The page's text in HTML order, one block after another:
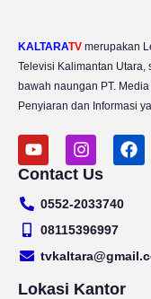
KALTARATV merupakan
Televisi Kalimantan
bawah naungan PT.
Penyiaran dan Informasi
Y
o
u
u
b
I
n
s
a
g
a
m
F
a
k
Contact Us
0552-2033740
08115396997
Lokasi Kantor